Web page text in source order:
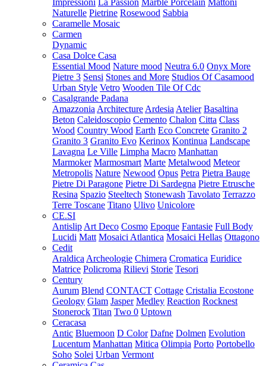
Impressioni La Passion Marble Porcelain Mattoni
Naturelle Pietrine Rosewood Sabbia
Caramelle Mosaic
Carmen
Dynamic
Casa Dolce Casa
Essential Mood Nature mood Neutra 6.0 Onyx More
Pietre 3 Sensi Stones and More Studios Of Casamood
Urban Style Vetro Wooden Tile Of Cdc
Casalgrande Padana
Amazzonia Architecture Ardesia Atelier Basaltina
Beton Caleidoscopio Cemento Chalon Citta Class
Wood Country Wood Earth Eco Concrete Granito 2
Granito 3 Granito Evo Kerinox Kontinua Landscape
Lavagna Le Ville Limpha Macro Manhattan
Marmoker Marmosmart Marte Metalwood Meteor
Metropolis Nature Newood Opus Petra Pietra Bauge
Pietre Di Paragone Pietre Di Sardegna Pietre Etrusche
Resina Spazio Steeltech Stonewash Tavolato Terrazzo
Terre Toscane Titano Ulivo Unicolore
CE.SI
Antislip Art Deco Cosmo Epoque Fantasie Full Body
Lucidi Matt Mosaici Atlantica Mosaici Hellas Ottagono
Cedit
Araldica Archeologie Chimera Cromatica Euridice
Matrice Policroma Rilievi Storie Tesori
Century
Aurum Blend CONTACT Cottage Cristalia Ecostone
Geology Glam Jasper Medley Reaction Rocknest
Stonerock Titan Two 0 Uptown
Ceracasa
Antic Bluemoon D Color Dafne Dolmen Evolution
Lucentum Manhattan Mitica Olimpia Porto Portobello
Soho Solei Urban Vermont